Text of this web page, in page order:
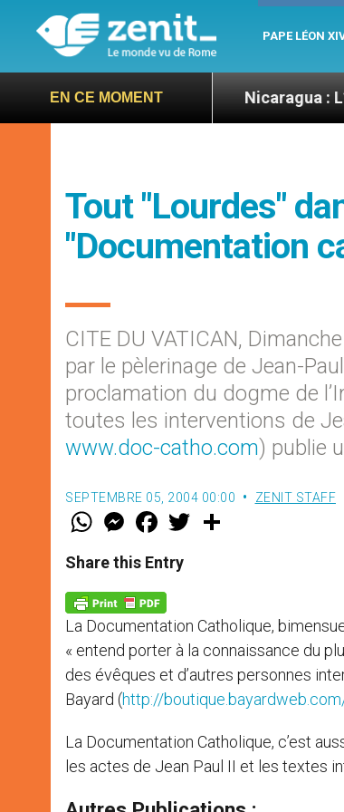
PAPE LÉON
EN CE MOMENT
Let’s go ! » Nicaragua : L’ONU exige
Tout "Lourdes"
"Documentation
CITE DU VATICAN,
par le pèlerinage de Jean-
proclamation du dogme de
toutes les interventions de
www.doc-catho.com) publie
SEPTEMBRE 05, 2004 00:00 ZENIT STAFF
W
t
s
p
p
M
e
s
e
g
e
r
F
a
e
b
k
w
Share this Entry
La Documentation Catholique,
« entend porter à la connaissance du
des évêques et d’autres personnes
Bayard (http://
La Documentation Catholique, c’est
les actes de Jean Paul II et les textes